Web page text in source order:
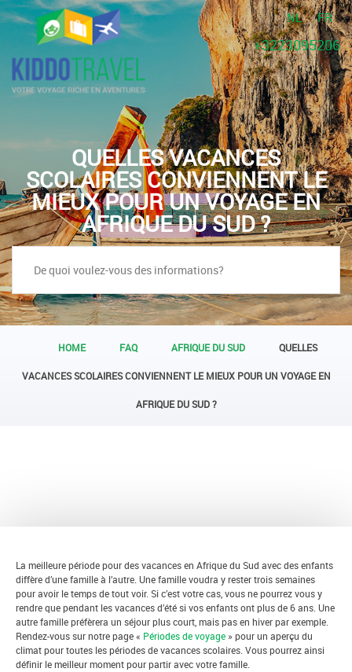
NL FR
+3223095206
QUELLES VACANCES
SCOLAIRES CONVIENNENT LE
MIEUX POUR UN VOYAGE EN
AFRIQUE DU SUD ?
HOME FAQ AFRIQUE DU SUD QUELLES
VACANCES SCOLAIRES CONVIENNENT LE MIEUX POUR UN VOYAGE EN
AFRIQUE DU SUD ?
La meilleure période pour des vacances en Afrique du Sud avec des enfants
diffère d’une famille à l’autre. Une famille voudra y rester trois semaines
pour avoir le temps de tout voir. Si c’est votre cas, vous ne pourrez vous y
rendre que pendant les vacances d’été si vos enfants ont plus de 6 ans. Une
autre famille préfèrera un séjour plus court, mais pas en hiver par exemple.
Rendez-vous sur notre page « Périodes de voyage » pour un aperçu du
climat pour toutes les périodes de vacances scolaires. Vous pourrez ainsi
définir le meilleur moment pour partir avec votre famille.